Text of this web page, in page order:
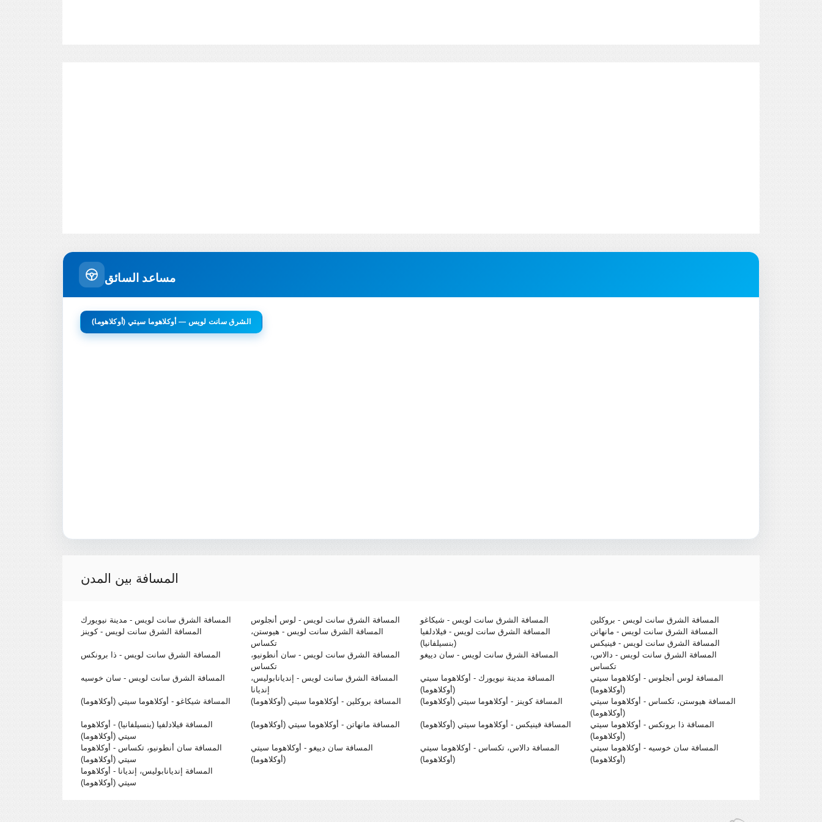
مساعد السائق
الشرق سانت لويس — أوكلاهوما سيتي (أوكلاهوما)
المسافة بين المدن
المسافة الشرق سانت لويس - مدينة نيويورك المسافة الشرق سانت لويس - لوس أنجلوس المسافة الشرق سانت لويس - شيكاغو
المسافة الشرق سانت لويس - بروكلين
المسافة الشرق سانت لويس - كوينز
المسافة الشرق سانت لويس - هيوستن،
تكساس
المسافة الشرق سانت لويس - فيلادلفيا
(بنسيلفانيا)
المسافة الشرق سانت لويس - مانهاتن
المسافة الشرق سانت لويس - فينيكس
المسافة الشرق سانت لويس - ذا برونكس
المسافة الشرق سانت لويس - سان أنطونيو،
تكساس
المسافة الشرق سانت لويس - سان دييغو
المسافة الشرق سانت لويس - دالاس،
تكساس
المسافة الشرق سانت لويس - سان خوسيه
المسافة الشرق سانت لويس - إنديانابوليس،
إنديانا
المسافة مدينة نيويورك - أوكلاهوما سيتي
(أوكلاهوما)
المسافة لوس أنجلوس - أوكلاهوما سيتي
(أوكلاهوما)
المسافة شيكاغو - أوكلاهوما سيتي (أوكلاهوما)
المسافة بروكلين - أوكلاهوما سيتي (أوكلاهوما) المسافة كوينز - أوكلاهوما سيتي (أوكلاهوما)
المسافة هيوستن، تكساس - أوكلاهوما سيتي
(أوكلاهوما)
المسافة فيلادلفيا (بنسيلفانيا) - أوكلاهوما
سيتي (أوكلاهوما)
المسافة مانهاتن - أوكلاهوما سيتي (أوكلاهوما) المسافة فينيكس - أوكلاهوما سيتي (أوكلاهوما)
المسافة ذا برونكس - أوكلاهوما سيتي
(أوكلاهوما)
المسافة سان أنطونيو، تكساس - أوكلاهوما
سيتي (أوكلاهوما)
المسافة سان دييغو - أوكلاهوما سيتي
(أوكلاهوما)
المسافة دالاس، تكساس - أوكلاهوما سيتي
(أوكلاهوما)
المسافة سان خوسيه - أوكلاهوما سيتي
(أوكلاهوما)
المسافة إنديانابوليس، إنديانا - أوكلاهوما
سيتي (أوكلاهوما)